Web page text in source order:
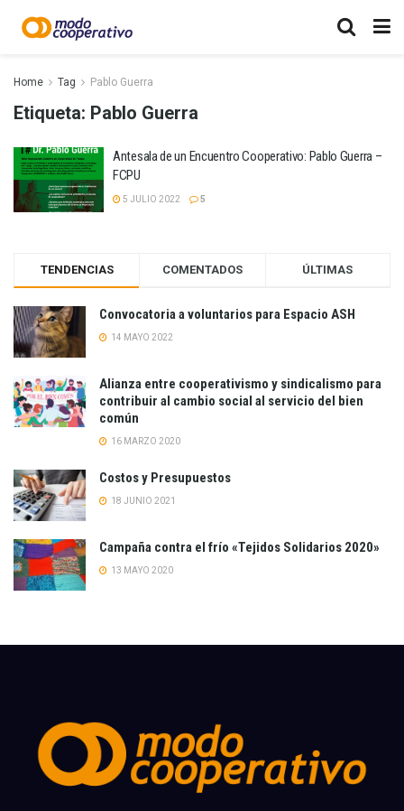
Home Tag Pablo Guerra
Etiqueta: Pablo Guerra
Antesala de un Encuentro Cooperativo: Pablo Guerra –
FCPU
5 JULIO 2022 5
TENDENCIAS COMENTADOS ÚLTIMAS
Convocatoria a voluntarios para Espacio ASH
14 MAYO 2022
Alianza entre cooperativismo y sindicalismo para
contribuir al cambio social al servicio del bien
común
16 MARZO 2020
Costos y Presupuestos
18 JUNIO 2021
Campaña contra el frío «Tejidos Solidarios 2020»
13 MAYO 2020